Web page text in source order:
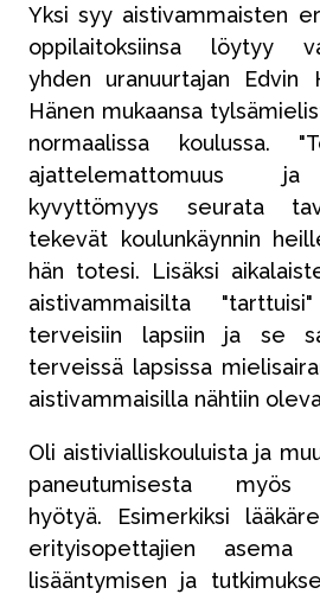
Yksi syy aistivammaisten
oppilaitoksiinsa löytyy
yhden uranuurtajan Edvin
Hänen mukaansa
normaalissa koulussa.
ajattelemattomuus ja
kyvyttömyys seurata
tekevät koulunkäynnin
hän totesi. Lisäksi
aistivammaisilta
terveisiin lapsiin ja se
terveissä lapsissa
aistivammaisilla nähtiin
Oli aistivialliskouluista ja
paneutumisesta myös
hyötyä. Esimerkiksi
erityisopettajien asema
lisääntymisen ja